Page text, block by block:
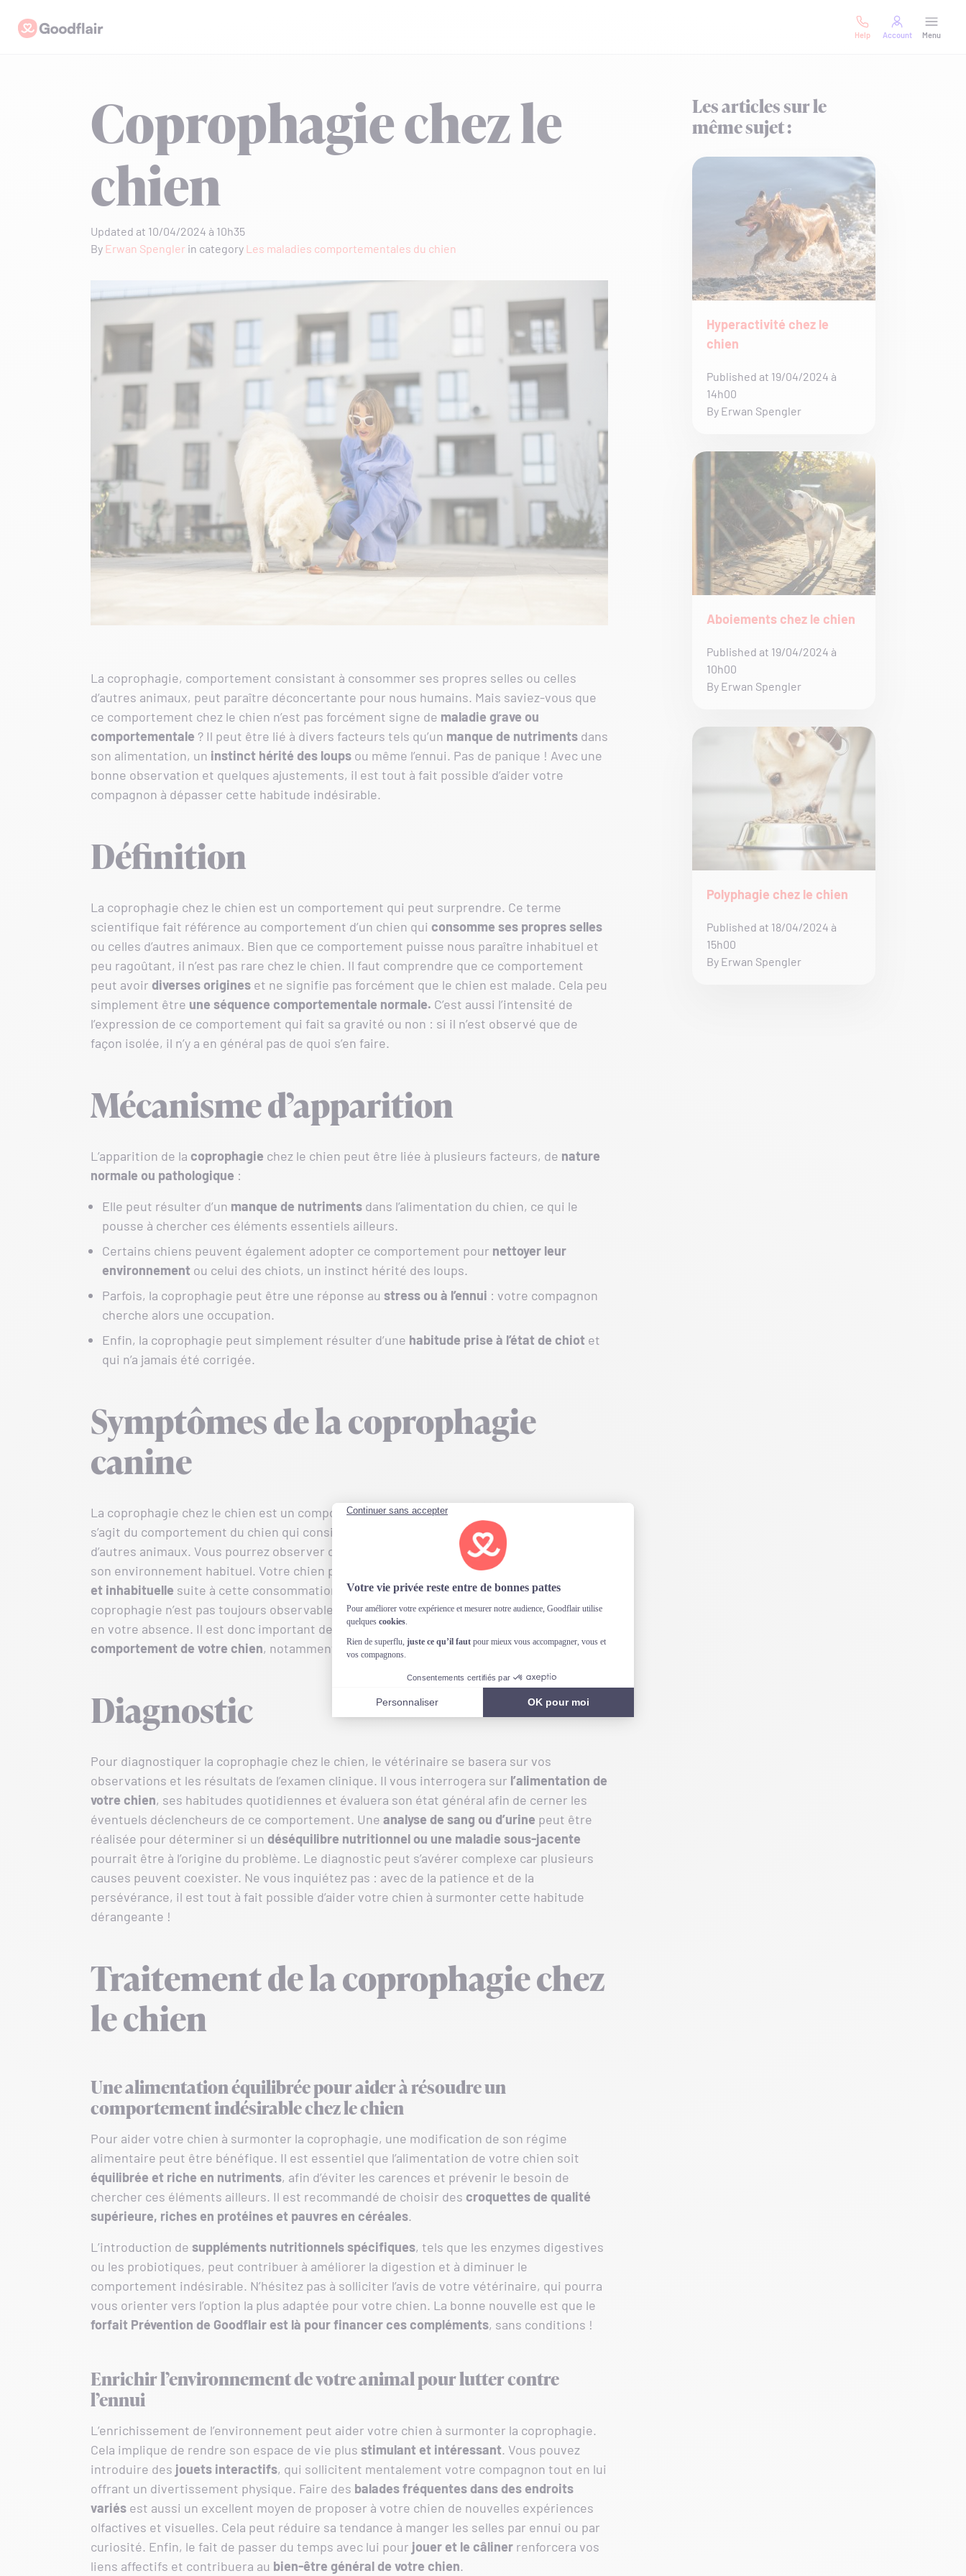
content
Goodflair
Help Account Menu
Coprophagie chez le
chien
Updated at 10/04/2024 à 10h35
By Erwan Spengler in category Les maladies comportementales du chien
La coprophagie, comportement consistant à consommer ses propres selles ou celles
d’autres animaux, peut paraître déconcertante pour nous humains. Mais saviez-vous que
ce comportement chez le chien n’est pas forcément signe de maladie grave ou
comportementale ? Il peut être lié à divers facteurs tels qu’un manque de nutriments dans
son alimentation, un instinct hérité des loups ou même l’ennui. Pas de panique ! Avec une
bonne observation et quelques ajustements, il est tout à fait possible d’aider votre
compagnon à dépasser cette habitude indésirable.
Définition
La coprophagie chez le chien est un comportement qui peut surprendre. Ce terme
scientifique fait référence au comportement d’un chien qui consomme ses propres selles
ou celles d’autres animaux. Bien que ce comportement puisse nous paraître inhabituel et
peu ragoûtant, il n’est pas rare chez le chien. Il faut comprendre que ce comportement
peut avoir diverses origines et ne signifie pas forcément que le chien est malade. Cela peu
simplement être une séquence comportementale normale. C’est aussi l’intensité de
l’expression de ce comportement qui fait sa gravité ou non : si il n’est observé que de
façon isolée, il n’y a en général pas de quoi s’en faire.
Mécanisme d’apparition
L’apparition de la coprophagie chez le chien peut être liée à plusieurs facteurs, de nature
normale ou pathologique :
Elle peut résulter d’un manque de nutriments dans l’alimentation du chien, ce qui le
pousse à chercher ces éléments essentiels ailleurs.
Certains chiens peuvent également adopter ce comportement pour nettoyer leur
environnement ou celui des chiots, un instinct hérité des loups.
Parfois, la coprophagie peut être une réponse au stress ou à l’ennui : votre compagnon
cherche alors une occupation.
Enfin, la coprophagie peut simplement résulter d’une habitude prise à l’état de chiot et
qui n’a jamais été corrigée.
Symptômes de la coprophagie
canine
La coprophagie chez le chien est un comportement assez facile à identifier. En effet, il
s’agit du comportement du chien qui consiste à
manger ses propres selles
d’autres animaux. Vous pourrez observer ce comportement lors des promenades ou dans
son environnement habituel. Votre chien peut également avoir unehaleine désagréable
et inhabituelle suite à cette consommation (gare aux bisous !). Notez cependant que la
coprophagie n’est pas toujours observable, surtout si votre chien s’adonne à cette activité
en votre absence. Il est donc important de
surveiller attentivement les habitudes et le
comportement de votre chien, notamment en promenade.
Diagnostic
Pour diagnostiquer la coprophagie chez le chien, le vétérinaire se basera sur vos
observations et les résultats de l’examen clinique. Il vous interrogera sur l’alimentation de
votre chien, ses habitudes quotidiennes et évaluera son état général afin de cerner les
éventuels déclencheurs de ce comportement. Une analyse de sang ou d’urine peut être
réalisée pour déterminer si un déséquilibre nutritionnel ou une maladie sous-jacente
pourrait être à l’origine du problème. Le diagnostic peut s’avérer complexe car plusieurs
causes peuvent coexister. Ne vous inquiétez pas : avec de la patience et de la
persévérance, il est tout à fait possible d’aider votre chien à surmonter cette habitude
dérangeante !
Traitement de la coprophagie chez
le chien
Une alimentation équilibrée pour aider à résoudre un
comportement indésirable chez le chien
Pour aider votre chien à surmonter la coprophagie, une modification de son régime
alimentaire peut être bénéfique. Il est essentiel que l’alimentation de votre chien soit
équilibrée et riche en nutriments, afin d’éviter les carences et prévenir le besoin de
chercher ces éléments ailleurs. Il est recommandé de choisir des croquettes de qualité
supérieure, riches en protéines et pauvres en céréales.
L’introduction de suppléments nutritionnels spécifiques, tels que les enzymes digestives
ou les probiotiques, peut contribuer à améliorer la digestion et à diminuer le
comportement indésirable. N’hésitez pas à solliciter l’avis de votre vétérinaire, qui pourra
vous orienter vers l’option la plus adaptée pour votre chien. La bonne nouvelle est que le
forfait Prévention de Goodflair est là pour financer ces compléments, sans conditions !
Enrichir l’environnement de votre animal pour lutter contre
l’ennui
L’enrichissement de l’environnement peut aider votre chien à surmonter la coprophagie.
Cela implique de rendre son espace de vie plus stimulant et intéressant. Vous pouvez
introduire des jouets interactifs, qui sollicitent mentalement votre compagnon tout en lui
offrant un divertissement physique. Faire des balades fréquentes dans des endroits
variés est aussi un excellent moyen de proposer à votre chien de nouvelles expériences
olfactives et visuelles. Cela peut réduire sa tendance à manger les selles par ennui ou par
curiosité. Enfin, le fait de passer du temps avec lui pour jouer et le câliner renforcera vos
liens affectifs et contribuera au bien-être général de votre chien.
Les articles sur le
même sujet :
Hyperactivité chez le
chien
Published at 19/04/2024 à
14h00
By Erwan Spengler
Aboiements chez le chien
Published at 19/04/2024 à
10h00
By Erwan Spengler
Polyphagie chez le chien
Published at 18/04/2024 à
15h00
By Erwan Spengler